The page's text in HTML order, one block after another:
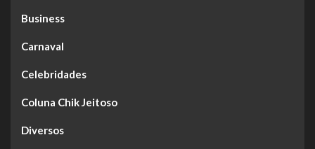
Business
Carnaval
Celebridades
Coluna Chik Jeitoso
Diversos